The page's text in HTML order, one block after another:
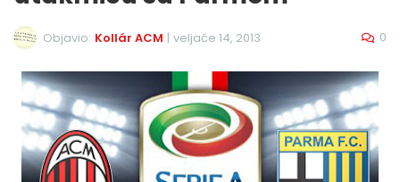
Objavio: Kollár ACM | veljače 14, 2013 0